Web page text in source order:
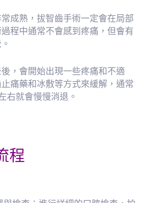
成熟，拔智齒手術一定會在局部
程中通常不會感到疼痛，但會有
，會開始出現一些疼痛和不適
痛藥和冰敷等方式來緩解，通常
右就會慢慢消退。
程